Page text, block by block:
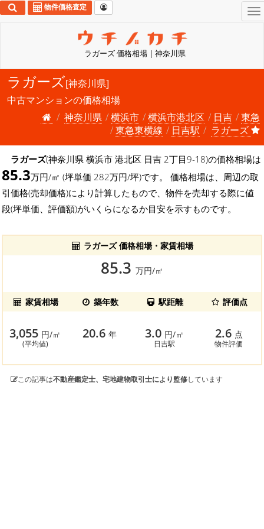
ラガーズ 価格相場 | 神奈川県
物件価格査定
ラガーズ[神奈川県]
中古マンションの価格相場
神奈川県
横浜市 横浜市港北区 日吉
東急
東急東横線
日吉駅 ラガーズ
ラガーズ(神奈川県 横浜市 港北区 日吉 2丁目9-18)の価格相場は
85.3万円/㎡ (坪単価 282万円/坪)です。 価格相場は、周辺の取
引価格(売却価格)により計算したもので、物件を売却する際に値
段(坪単価、評価額)がいくらになるか目安を示すものです。
ラガーズ 価格相場・家賃相場
85.3 万円/㎡
家賃相場 築年数 駅距離 評価点
3,055 円/㎡
(平均値)
20.6年 3.0 円/㎡
日吉駅
2.6 点
物件評価
この記事は不動産鑑定士、宅地建物取引士により監修しています